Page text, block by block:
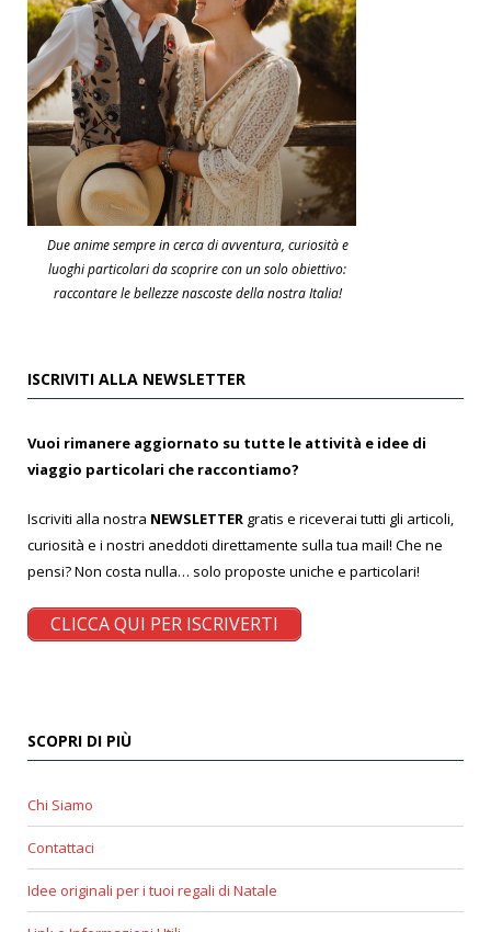
Due anime sempre in cerca di avventura, curiosità e
luoghi particolari da scoprire con un solo obiettivo:
raccontare le bellezze nascoste della nostra Italia!
ISCRIVITI ALLA NEWSLETTER
Vuoi rimanere aggiornato su tutte le attività e idee di
viaggio particolari che raccontiamo?
Iscriviti alla nostra NEWSLETTER gratis e riceverai tutti gli articoli,
curiosità e i nostri aneddoti direttamente sulla tua mail! Che ne
pensi? Non costa nulla… solo proposte uniche e particolari!
CLICCA QUI PER ISCRIVERTI
SCOPRI DI PIÙ
Chi Siamo
Contattaci
Idee originali per i tuoi regali di Natale